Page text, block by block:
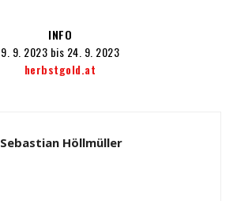
INFO
9. 9. 2023 bis 24. 9. 2023
herbstgold.at
Sebastian Höllmüller